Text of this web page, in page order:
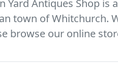
Yard Antiques Shop
town of Whitchurch.
browse our online